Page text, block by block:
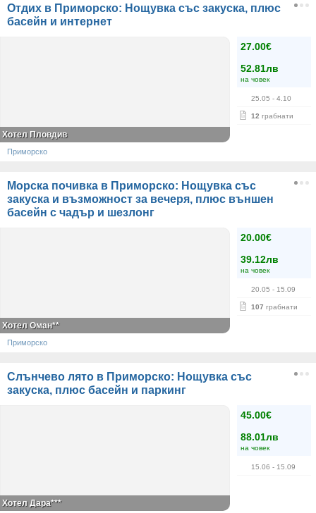
Отдих в Приморско: Нощувка със закуска, плюс
басейн и интернет
27.00€
52.81лв
на човек
25.05 - 4.10
12 грабнати
Хотел Пловдив
Приморско
Морска почивка в Приморско: Нощувка със
закуска и възможност за вечеря, плюс външен
басейн с чадър и шезлонг
20.00€
39.12лв
на човек
20.05 - 15.09
107 грабнати
Хотел Оман**
Приморско
Слънчево лято в Приморско: Нощувка със
закуска, плюс басейн и паркинг
45.00€
88.01лв
на човек
15.06 - 15.09
Хотел Дара***